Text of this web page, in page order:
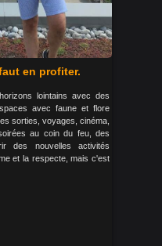
en profiter.
lointains avec des
avec faune et flore
sorties, voyages, cinéma,
au coin du feu, des
des nouvelles activités
et la respecte, mais c'est